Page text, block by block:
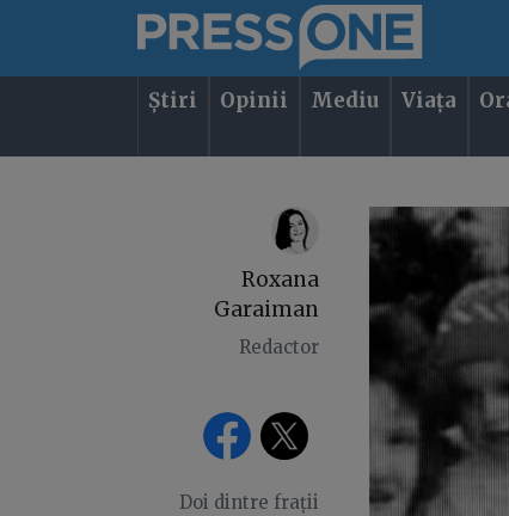
Știri Opinii Mediu Viața
Roxana
Garaiman
Redactor
Doi dintre frații